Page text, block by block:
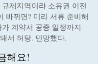
제지역이라 소유권 이전
바뀌면? 미리 서류 준비해
계약서 공증 일정까지
서 허탕. 민망했다.
해요!